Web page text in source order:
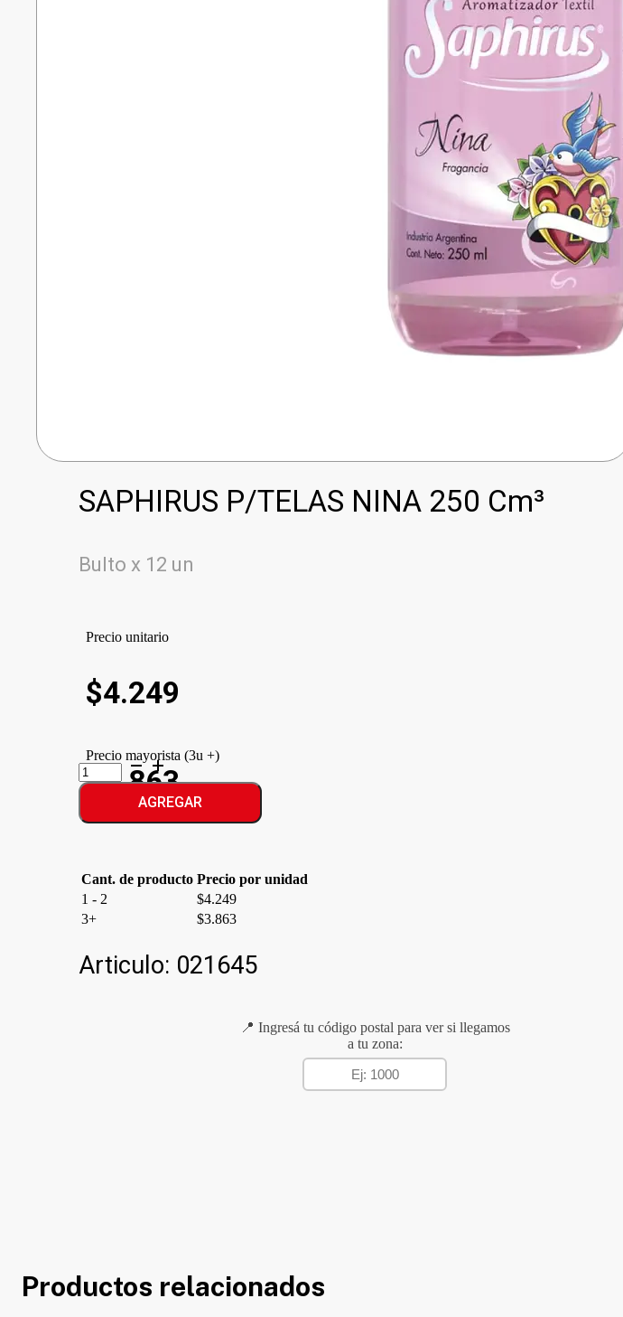
SAPHIRUS P/TELAS NINA 250 Cm³
Bulto x 12 un
Precio unitario
$4.249
Precio mayorista (3u +)
$3.863
SAPHIRUS
P/TELAS
NINA
AGREGAR
Cant. de producto Precio por unidad
1 - 2
$4.249
3+
$3.863
Articulo: 021645
📍 Ingresá tu código postal para ver si llegamos
a tu zona:
Productos relacionados